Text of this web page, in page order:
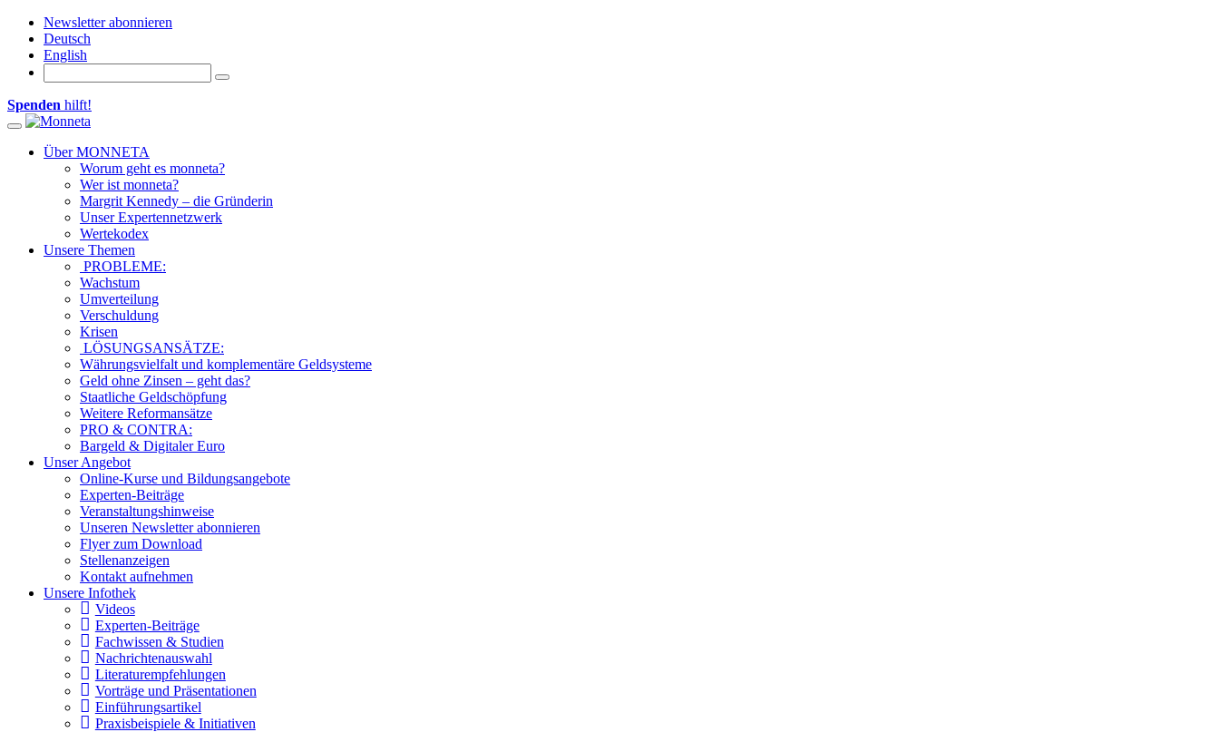
Newsletter abonnieren
Deutsch
English
Spenden hilft!
Toggle navigation
Über MONNETA
Worum geht es monneta?
Wer ist monneta?
Margrit Kennedy – die Gründerin
Unser Expertennetzwerk
Wertekodex
Unsere Themen
PROBLEME:
Wachstum
Umverteilung
Verschuldung
Krisen
LÖSUNGSANSÄTZE:
Währungsvielfalt und komplementäre Geldsysteme
Geld ohne Zinsen – geht das?
Staatliche Geldschöpfung
Weitere Reformansätze
PRO & CONTRA:
Bargeld & Digitaler Euro
Unser Angebot
Online-Kurse und Bildungsangebote
Experten-Beiträge
Veranstaltungshinweise
Unseren Newsletter abonnieren
Flyer zum Download
Stellenanzeigen
Kontakt aufnehmen
Unsere Infothek
Videos
Experten-Beiträge
Fachwissen & Studien
Nachrichtenauswahl
Literaturempfehlungen
Vorträge und Präsentationen
Einführungsartikel
Praxisbeispiele & Initiativen